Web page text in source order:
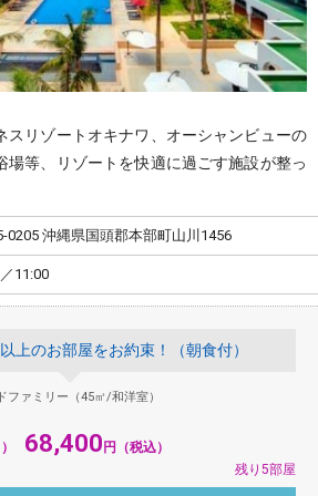
スリゾートオキナワ、オーシャンビューの
場等、リゾートを快適に過ごす施設が整っ
0205 沖縄県国頭郡本部町山川1456
11:00
上のお部屋をお約束！（朝食付）
ファミリー（45㎡/和洋室）
） 68,400円（税込）
残り5部屋